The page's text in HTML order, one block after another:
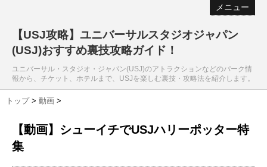
メニュー
【USJ攻略】ユニバーサルスタジオジャパン
(USJ)おすすめ裏技攻略ガイド！
ユニバーサル・スタジオ・ジャパン(USJ)のアトラクションなどのパーク情
報から、チケット、ホテルまで、USJを楽しむ裏技・攻略法を紹介します。
トップ > 動画 >
【動画】シューイチでUSJハリーポッター特
集